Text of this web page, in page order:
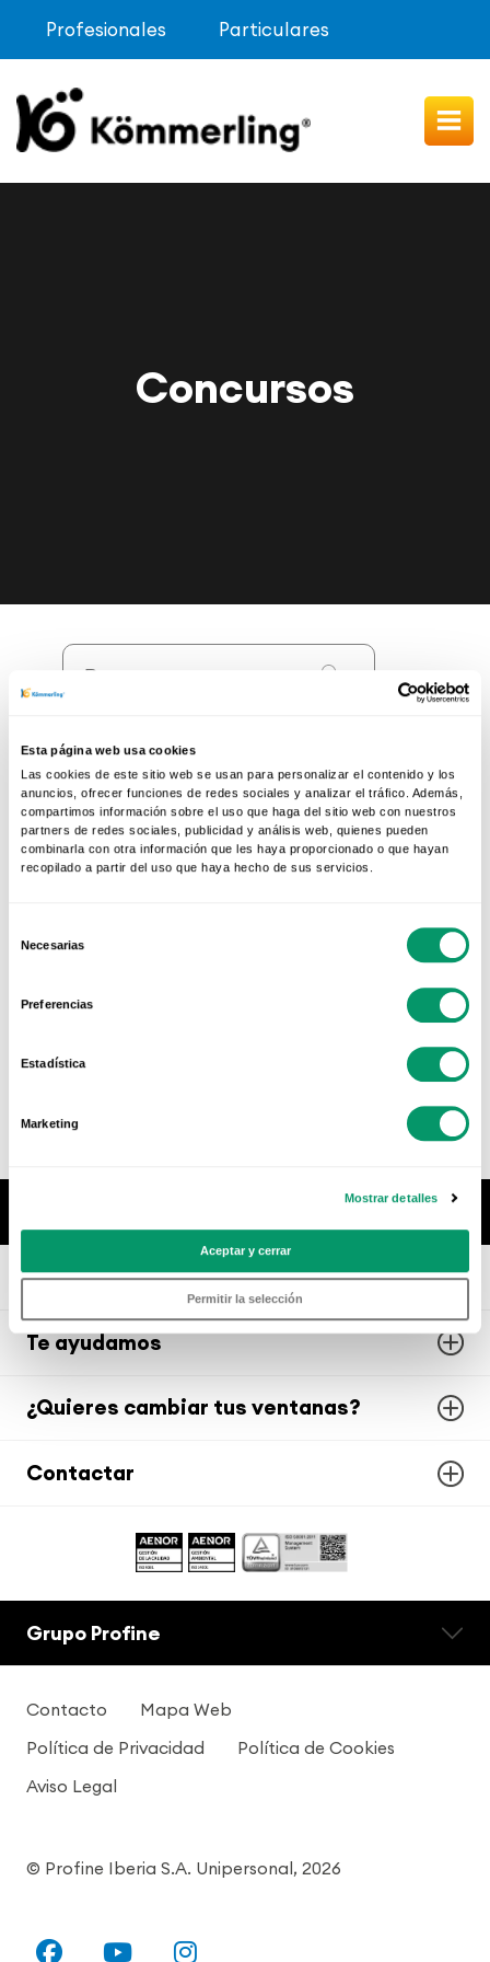
Esta página web usa cookies
Las cookies de este sitio web se usan para personalizar el contenido y los
anuncios, ofrecer funciones de redes sociales y analizar el tráfico. Además,
compartimos información sobre el uso que haga del sitio web con nuestros
partners de redes sociales, publicidad y análisis web, quienes pueden
combinarla con otra información que les haya proporcionado o que hayan
recopilado a partir del uso que haya hecho de sus servicios.
de
Necesarias
Preferencias
Estadística
Marketing
Mostrar detalles
Aceptar y cerrar
Permitir la selección
Profesionales Particulares
Concursos
TODAS LAS CATEGORÍAS
Arquitectura Sostenible (6)
Carpinterías PVC (14)
Noticias y novedades
Atención al cliente
Te ayudamos
¿Quieres cambiar tus ventanas?
Contactar
Grupo Profine
Contacto
Mapa Web
Política de Privacidad
Política de Cookies
Aviso Legal
© Profine Iberia S.A. Unipersonal, 2026